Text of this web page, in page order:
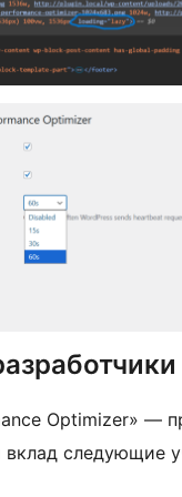
Optimizer» —
вклад следующие